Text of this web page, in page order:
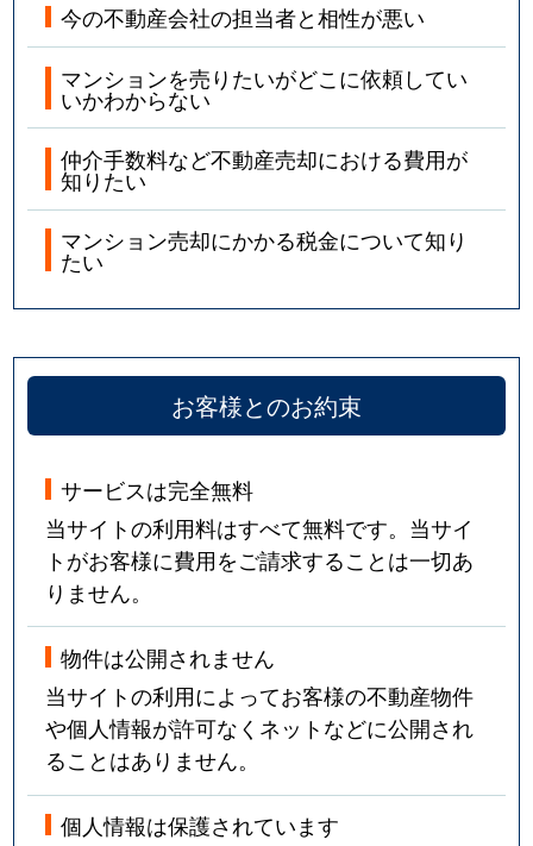
今の不動産会社の担当者と相性が悪い
マンションを売りたいがどこに依頼してい
いかわからない
仲介手数料など不動産売却における費用が
知りたい
マンション売却にかかる税金について知り
たい
お客様とのお約束
サービスは完全無料
当サイトの利用料はすべて無料です。当サイ
トがお客様に費用をご請求することは一切あ
りません。
物件は公開されません
当サイトの利用によってお客様の不動産物件
や個人情報が許可なくネットなどに公開され
ることはありません。
個人情報は保護されています